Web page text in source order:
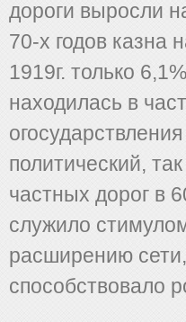
дороги выросли
70-х годов казна
1919г. только
находилась в
политический,
частных дорог в
служило
расширению
способствовало